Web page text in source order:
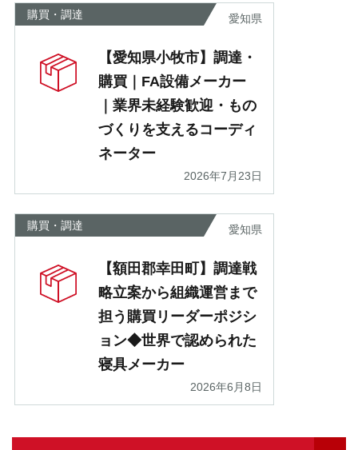
購買・調達 愛知県
【愛知県小牧市】調達・
購買｜FA設備メーカー
｜業界未経験歓迎・もの
づくりを支えるコーディ
ネーター
2026年7月23日
購買・調達 愛知県
【額田郡幸田町】調達戦
略立案から組織運営まで
担う購買リーダーポジシ
ョン◆世界で認められた
寝具メーカー
2026年6月8日